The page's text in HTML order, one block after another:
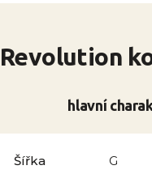
hlavní
Šířka
G